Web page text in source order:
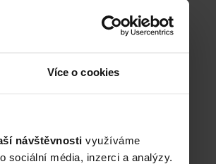
Více o cookies
návštěvnosti využíváme
sociální média, inzerci a analýzy.